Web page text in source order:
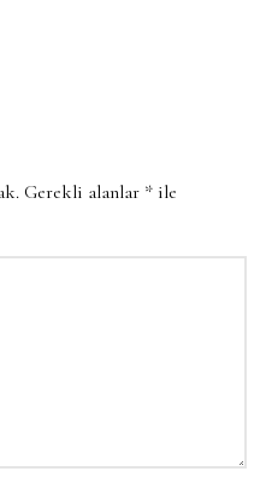
Gerekli alanlar * ile